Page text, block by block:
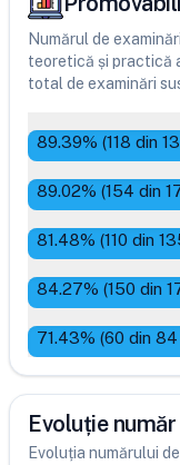
Numărul de
teoretică și practică
total de examinări
89.39% (118 din
89.02% (154 din
81.48% (110 din
84.27% (150 din
71.43% (60 din 84
Evoluție
Evoluția numărului